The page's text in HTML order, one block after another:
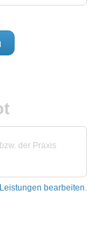
der Praxis
Leistungen bearbeiten.